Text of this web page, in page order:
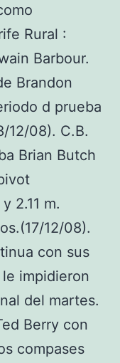
Rural :
Barbour.
Brandon
d prueba
12/08). C.B.
Brian Butch
2.11 m.
12/08).
con sus
impidieron
del martes.
Berry con
compases